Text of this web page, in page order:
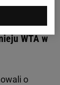
WTA w
o